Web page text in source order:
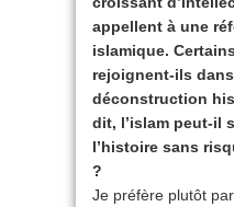
appellent à une
islamique.
rejoignent-ils
déconstruction
dit, l’islam peut-il
l’histoire sans
?
Je préfère plutôt